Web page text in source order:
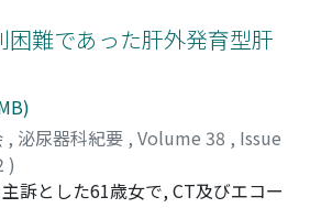
困難であった肝外発育型肝
, 泌尿器科紀要 , Volume 38 , Issue
)
;酒井, 直樹;桜本, 敏夫;執印, 太郎;
訴とした61歳女で, CT及びエコー